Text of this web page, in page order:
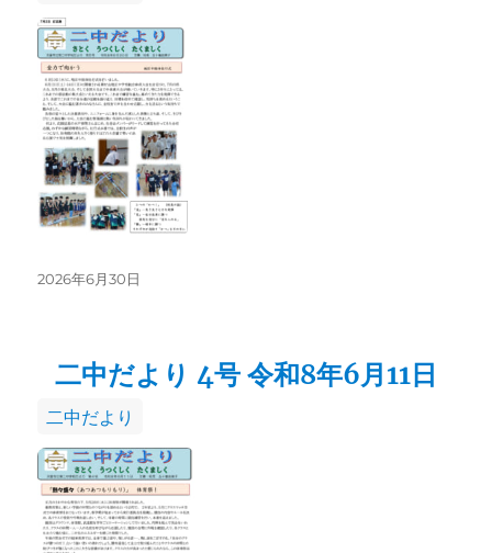
テ
ゴ
リ
ー
投
2026年6月30日
二中だより 4号 令和8年6月11日
カ
テ
ゴ
リ
ー
二中だより